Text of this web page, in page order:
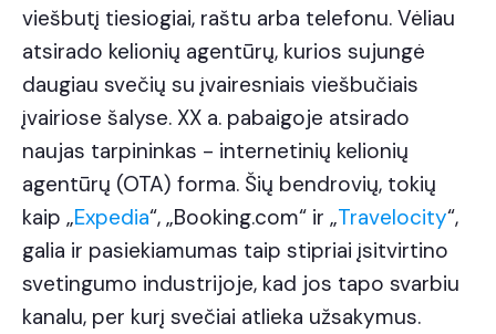
viešbutį tiesiogiai, raštu arba telefonu. Vėliau
atsirado kelionių agentūrų, kurios sujungė
daugiau svečių su įvairesniais viešbučiais
įvairiose šalyse. XX a. pabaigoje atsirado
naujas tarpininkas - internetinių kelionių
agentūrų (OTA) forma. Šių bendrovių, tokių
kaip „Expedia“, „Booking.com“ ir „Travelocity“,
galia ir pasiekiamumas taip stipriai įsitvirtino
svetingumo industrijoje, kad jos tapo svarbiu
kanalu, per kurį svečiai atlieka užsakymus.